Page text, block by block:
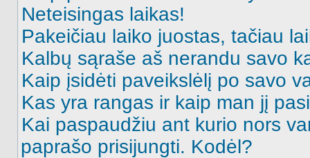
Neteisingas laikas!
Pakeičiau laiko juostas, tačiau
Kalbų sąraše aš nerandu savo
Kaip įsidėti paveikslėlį po savo
Kas yra rangas ir kaip man jį
Kai paspaudžiu ant kurio nors
paprašo prisijungti. Kodėl?